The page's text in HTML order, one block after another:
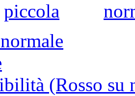
(Rosso su